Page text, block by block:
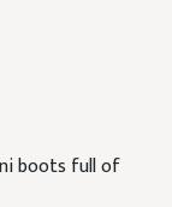
boots full of